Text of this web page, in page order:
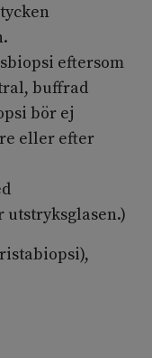
eftersom
buffrad
bör ej
eller efter